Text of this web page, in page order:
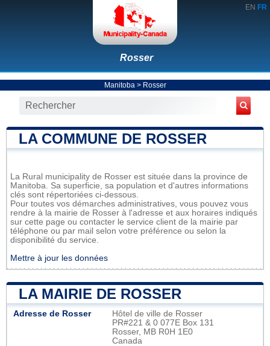
EN FR
Rosser
Manitoba > Rosser
LA COMMUNE DE ROSSER
La Rural municipality de Rosser est située dans la province de
Manitoba. Sa superficie, sa population et d'autres informations
clés sont répertoriées ci-dessous.
Pour toutes vos démarches administratives, vous pouvez vous
rendre à la mairie de Rosser à l'adresse et aux horaires indiqués
sur cette page ou contacter le service client de la mairie par
téléphone ou par mail selon votre préférence ou selon la
disponibilité du service.
Mettre à jour les données
LA MAIRIE DE ROSSER
Adresse de Rosser
Hôtel de ville de Rosser
PR#221 & 0 077E Box 131
Rosser, MB R0H 1E0
Canada